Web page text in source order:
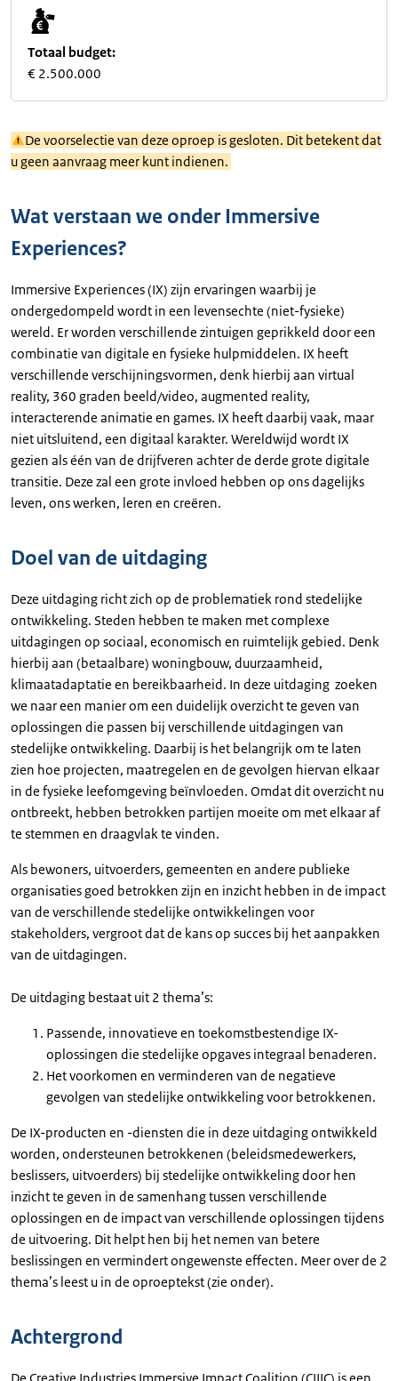
Totaal budget:
€ 2.500.000
De voorselectie van deze oproep is gesloten. Dit betekent dat
u geen aanvraag meer kunt indienen.
Wat verstaan we onder Immersive
Experiences?
Immersive Experiences (IX) zijn ervaringen waarbij je
ondergedompeld wordt in een levensechte (niet-fysieke)
wereld. Er worden verschillende zintuigen geprikkeld door een
combinatie van digitale en fysieke hulpmiddelen. IX heeft
verschillende verschijningsvormen, denk hierbij aan virtual
reality, 360 graden beeld/video, augmented reality,
interacterende animatie en games. IX heeft daarbij vaak, maar
niet uitsluitend, een digitaal karakter. Wereldwijd wordt IX
gezien als één van de drijfveren achter de derde grote digitale
transitie. Deze zal een grote invloed hebben op ons dagelijks
leven, ons werken, leren en creëren.
Doel van de uitdaging
Deze uitdaging richt zich op de problematiek rond stedelijke
ontwikkeling. Steden hebben te maken met complexe
uitdagingen op sociaal, economisch en ruimtelijk gebied. Denk
hierbij aan (betaalbare) woningbouw, duurzaamheid,
klimaatadaptatie en bereikbaarheid. In deze uitdaging zoeken
we naar een manier om een duidelijk overzicht te geven van
oplossingen die passen bij verschillende uitdagingen van
stedelijke ontwikkeling. Daarbij is het belangrijk om te laten
zien hoe projecten, maatregelen en de gevolgen hiervan elkaar
in de fysieke leefomgeving beïnvloeden. Omdat dit overzicht nu
ontbreekt, hebben betrokken partijen moeite om met elkaar af
te stemmen en draagvlak te vinden.
Als bewoners, uitvoerders, gemeenten en andere publieke
organisaties goed betrokken zijn en inzicht hebben in de impact
van de verschillende stedelijke ontwikkelingen voor
stakeholders, vergroot dat de kans op succes bij het aanpakken
van de uitdagingen.
De uitdaging bestaat uit 2 thema’s:
Passende, innovatieve en toekomstbestendige IX-
oplossingen die stedelijke opgaves integraal benaderen.
Het voorkomen en verminderen van de negatieve
gevolgen van stedelijke ontwikkeling voor betrokkenen.
De IX-producten en -diensten die in deze uitdaging ontwikkeld
worden, ondersteunen betrokkenen (beleidsmedewerkers,
beslissers, uitvoerders) bij stedelijke ontwikkeling door hen
inzicht te geven in de samenhang tussen verschillende
oplossingen en de impact van verschillende oplossingen tijdens
de uitvoering. Dit helpt hen bij het nemen van betere
beslissingen en vermindert ongewenste effecten. Meer over de 2
thema’s leest u in de oproeptekst (zie onder).
Achtergrond